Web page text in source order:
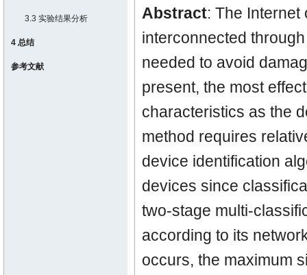
3.3 实验结果分析
4 总结
参考文献
Abstract: The
interconnected
needed to avoid
present, the most
characteristics as the
method requires
device identification
devices since
two-stage multi-
according to its
occurs, the maximum